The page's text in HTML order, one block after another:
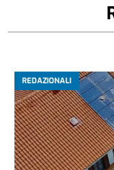
REDAZIONALI